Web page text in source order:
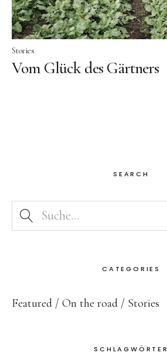
Stories
Vom Glück des Gärtners
SEARCH
CATEGORIES
Featured On the road Stories
SCHLAGWÖRTER